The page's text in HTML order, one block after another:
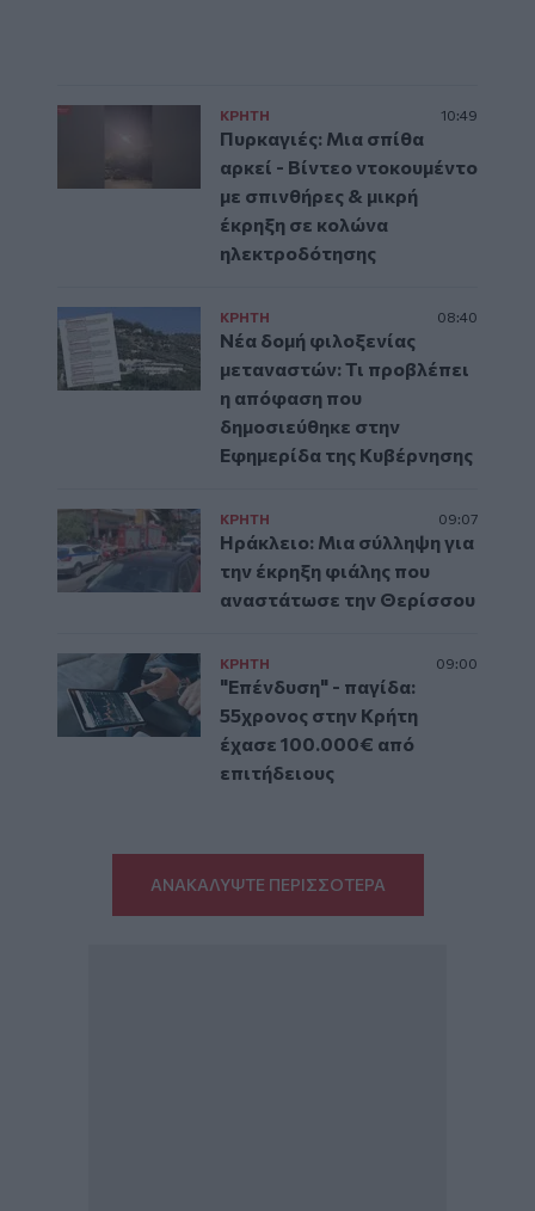
ΚΡΗΤΗ 10:49
Πυρκαγιές: Μια σπίθα
αρκεί - Βίντεο ντοκουμέντο
με σπινθήρες & μικρή
έκρηξη σε κολώνα
ηλεκτροδότησης
ΚΡΗΤΗ 08:40
Νέα δομή φιλοξενίας
μεταναστών: Τι προβλέπει
η απόφαση που
δημοσιεύθηκε στην
Εφημερίδα της Κυβέρνησης
ΚΡΗΤΗ 09:07
Ηράκλειο: Μια σύλληψη για
την έκρηξη φιάλης που
αναστάτωσε την Θερίσσου
ΚΡΗΤΗ 09:00
"Επένδυση" - παγίδα:
55χρονος στην Κρήτη
έχασε 100.000€ από
επιτήδειους
ΑΝΑΚΑΛΥΨΤΕ ΠΕΡΙΣΣΟΤΕΡΑ